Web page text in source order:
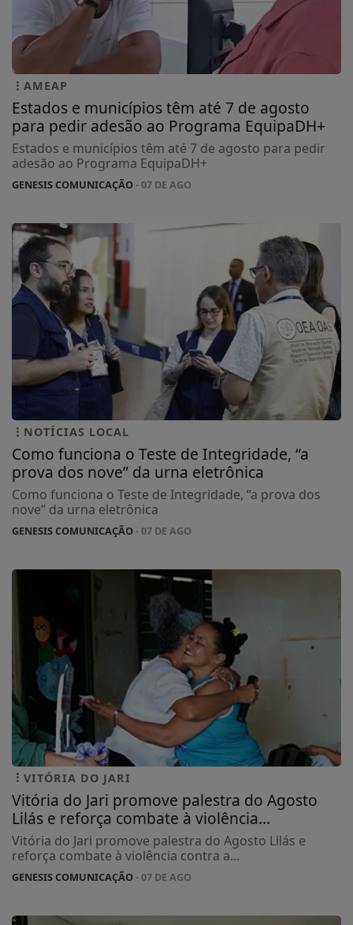
AMEAP
Estados e municípios têm até 7 de agosto
para pedir adesão ao Programa EquipaDH+
Estados e municípios têm até 7 de agosto para pedir
adesão ao Programa EquipaDH+
GENESIS COMUNICAÇÃO- 07 DE AGO
NOTÍCIAS LOCAL
Como funciona o Teste de Integridade, “a
prova dos nove” da urna eletrônica
Como funciona o Teste de Integridade, “a prova dos
nove” da urna eletrônica
GENESIS COMUNICAÇÃO- 07 DE AGO
VITÓRIA DO JARI
Vitória do Jari promove palestra do Agosto
Lilás e reforça combate à violência...
Vitória do Jari promove palestra do Agosto Lilás e
reforça combate à violência contra a...
GENESIS COMUNICAÇÃO- 07 DE AGO